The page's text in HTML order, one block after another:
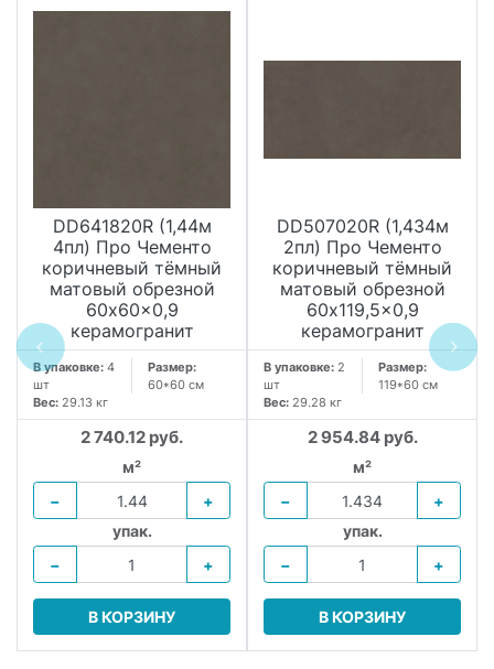
DD641820R (1,44м
4пл) Про Чементо
коричневый тёмный
матовый обрезной
60x60x0,9
керамогранит
В упаковке: 4
шт
Размер:
60*60 см
Вес: 29.13 кг
2 740.12 руб.
м²
−
+
упак.
−
+
В КОРЗИНУ
DD507020R (1,434м
2пл) Про Чементо
коричневый тёмный
матовый обрезной
60x119,5x0,9
керамогранит
В упаковке: 2
шт
Размер:
119*60 см
Вес: 29.28 кг
2 954.84 руб.
м²
−
+
упак.
−
+
В КОРЗИНУ